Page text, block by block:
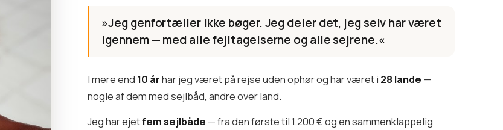
»Jeg genfortæller ikke bøger. Jeg deler det, jeg selv har været
igennem — med alle fejltagelserne og alle sejrene.«
I mere end 10 århar jeg været på rejse uden ophør og har været i 28 lande —
nogle af dem med sejlbåd, andre over land.
Jeg har ejetfem sejlbåde — fra den første til 1.200 € og en sammenklappelig